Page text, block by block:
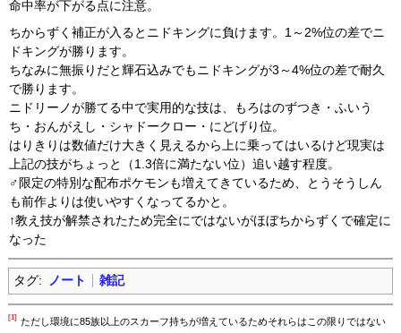
命中率が下がる点に注意。
ちからずく補正が入るとニドキングに負けます。1～2%位の差でニ
ドキングが勝ります。
ちなみに無振りだと輝石込みでもニドキングが3～4%位の差で耐久
で勝ります。
ニドリーノが勝てる中で実用的な技は、もろはのずつき・ふいう
ち・おんがえし・シャドークロー・にどげり位。
はりきりは数値だけ大きく見えるから上に乗ってはいるけど現実は
上記の技がちょっと（1.3倍に満たない位）追い越す程度。
♂限定の特別な配布ポケモンも増えてきているため、とうそうしん
も前作よりは使いやすくなってるかと。
↑教え技が解禁されたため完全にではないがほぼちからずくで確定に
なった
タグ: ノート 雑記
[1] ただし環境に85族以上のスカーフ持ちが増えているためそれらはこの限りではない